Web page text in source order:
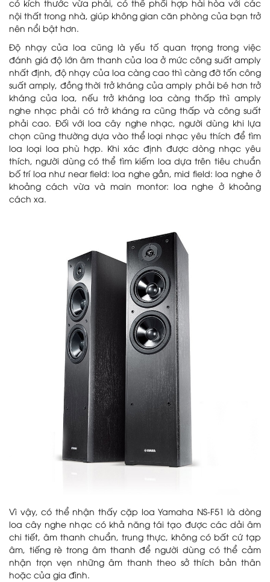
có kích thước vừa phải, có thể phối hợp hài hòa với các
nội thất trong nhà, giúp không gian căn phòng của bạn trở
nên nổi bật hơn.
Độ nhạy của loa cũng là yếu tố quan trọng trong việc
đánh giá độ lớn âm thanh của loa ở mức công suất amply
nhất định, độ nhạy của loa càng cao thì càng đỡ tốn công
suất amply, đồng thời trở kháng của amply phải bé hơn trở
kháng của loa, nếu trở kháng loa càng thấp thì amply
nghe nhạc phải có trở kháng ra cũng thấp và công suất
phải cao. Đối với loa cây nghe nhạc, người dùng khi lựa
chọn cũng thường dựa vào thể loại nhạc yêu thích để tìm
loa loại loa phù hợp. Khi xác định được dòng nhạc yêu
thích, người dùng có thể tìm kiếm loa dựa trên tiêu chuẩn
bố trí loa như near field: loa nghe gần, mid field: loa nghe ở
khoảng cách vừa và main montor: loa nghe ở khoảng
cách xa.
Vì vậy, có thể nhận thấy cặp loa Yamaha NS-F51 là dòng
loa cây nghe nhạc có khả năng tái tạo được các dải âm
chi tiết, âm thanh chuẩn, trung thực, không có bất cứ tạp
âm, tiếng rè trong âm thanh để người dùng có thể cảm
nhận trọn vẹn những âm thanh theo sở thích bản thân
hoặc của gia đình.